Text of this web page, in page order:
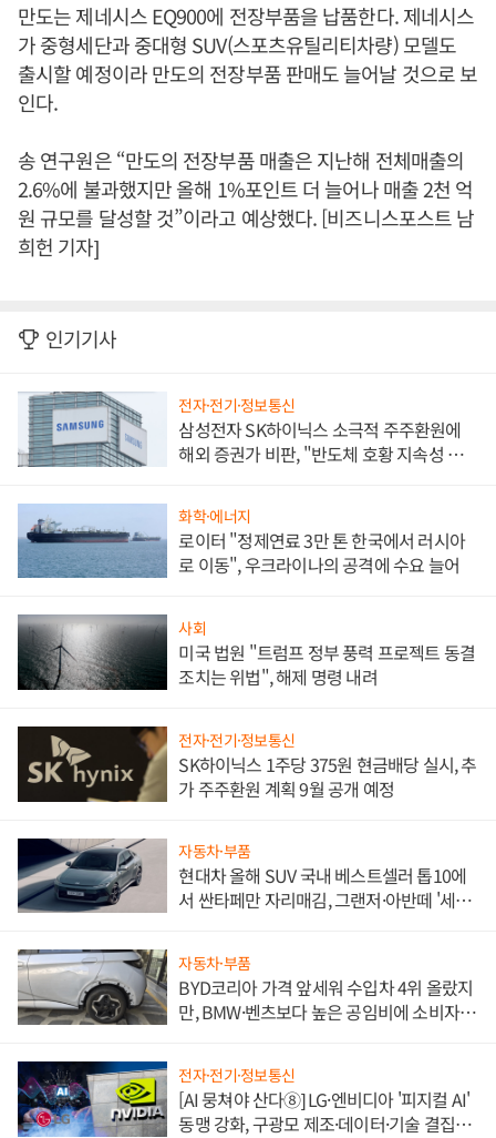
만도는 제네시스 EQ900에 전장부품을 납품한다. 제네시스
가 중형세단과 중대형 SUV(스포츠유틸리티차량) 모델도
출시할 예정이라 만도의 전장부품 판매도 늘어날 것으로 보
인다.
송 연구원은 “만도의 전장부품 매출은 지난해 전체매출의
2.6%에 불과했지만 올해 1%포인트 더 늘어나 매출 2천 억
원 규모를 달성할 것”이라고 예상했다. [비즈니스포스트 남
희헌 기자]
인기기사
전자·전기·정보통신
삼성전자 SK하이닉스 소극적 주주환원에
해외 증권가 비판, "반도체 호황 지속성 의
화학·에너지
로이터 "정제연료 3만 톤 한국에서 러시아
로 이동", 우크라이나의 공격에 수요 늘어
사회
미국 법원 "트럼프 정부 풍력 프로젝트 동결
조치는 위법", 해제 명령 내려
전자·전기·정보통신
SK하이닉스 1주당 375원 현금배당 실시, 추
가 주주환원 계획 9월 공개 예정
자동차·부품
현대차 올해 SUV 국내 베스트셀러 톱10에
서 싼타페만 자리매김, 그랜저·아반떼 '세단
자동차·부품
BYD코리아 가격 앞세워 수입차 4위 올랐지
만, BMW·벤츠보다 높은 공임비에 소비자
전자·전기·정보통신
[AI 뭉쳐야 산다⑧] LG·엔비디아 '피지컬 AI'
동맹 강화, 구광모 제조·데이터·기술 결집